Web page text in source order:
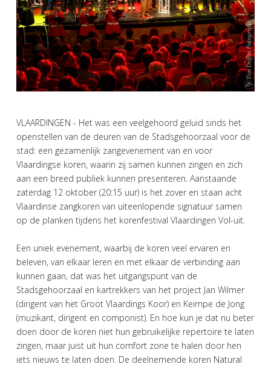
VLAARDINGEN - Het was een veelgehoord geluid sinds het
openstellen van de deuren van de Stadsgehoorzaal voor de
stad: een gezamenlijk zangevenement van en voor
Vlaardingse koren, waarin zij samen kunnen zingen en zich
aan een breed publiek kunnen presenteren. Aanstaande
zaterdag 12 oktober (20:15 uur) is het zover en staan acht
Vlaardinse zangkoren van uiteenlopende signatuur samen
op de planken tijdens het korenfestival Vlaardingen Vol-uit.
Een uniek evenement, waarbij de koren veel ervaren en
beleven, van elkaar leren en met elkaar de verbinding aan
kunnen gaan, dat was het uitgangspunt van de
Stadsgehoorzaal en kartrekkers van het project Jan Wilmer
(dirigent van het Groot Vlaardings Koor) en Keimpe de Jong
(muzikant, dirigent en componist). En hoe kun je dat nu beter
doen door de koren niet hun gebruikelijke repertoire te laten
zingen, maar juist uit hun comfort zone te halen door hen
iets nieuws te laten doen. De deelnemende koren Natural